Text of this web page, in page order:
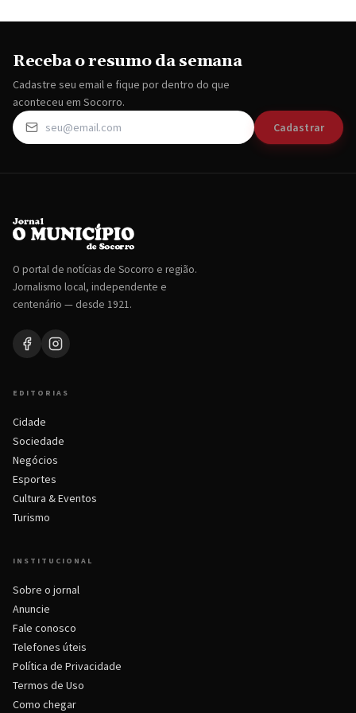
Receba o resumo da semana
Cadastre seu email e fique por dentro do que
aconteceu em Socorro.
Cadastrar
O portal de notícias de Socorro e região.
Jornalismo local, independente e
centenário — desde 1921.
EDITORIAS
Cidade
Sociedade
Negócios
Esportes
Cultura & Eventos
Turismo
INSTITUCIONAL
Sobre o jornal
Anuncie
Fale conosco
Telefones úteis
Política de Privacidade
Termos de Uso
Como chegar